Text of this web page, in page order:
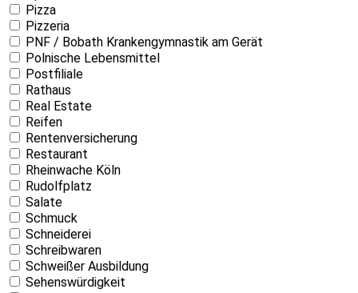
Pizza
Pizzeria
PNF / Bobath Krankengymnastik am Gerät
Polnische Lebensmittel
Postfiliale
Rathaus
Real Estate
Reifen
Rentenversicherung
Restaurant
Rheinwache Köln
Rudolfplatz
Salate
Schmuck
Schneiderei
Schreibwaren
Schweißer Ausbildung
Sehenswürdigkeit